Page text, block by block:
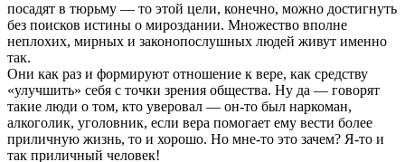
посадят в тюрьму — то этой цели, конечно, можно достигнуть
без поисков истины о мироздании. Множество вполне
неплохих, мирных и законопослушных людей живут именно
так.
Они как раз и формируют отношение к вере, как средству
«улучшить» себя с точки зрения общества. Ну да — говорят
такие люди о том, кто уверовал — он-то был наркоман,
алкоголик, уголовник, если вера помогает ему вести более
приличную жизнь, то и хорошо. Но мне-то это зачем? Я-то и
так приличный человек!